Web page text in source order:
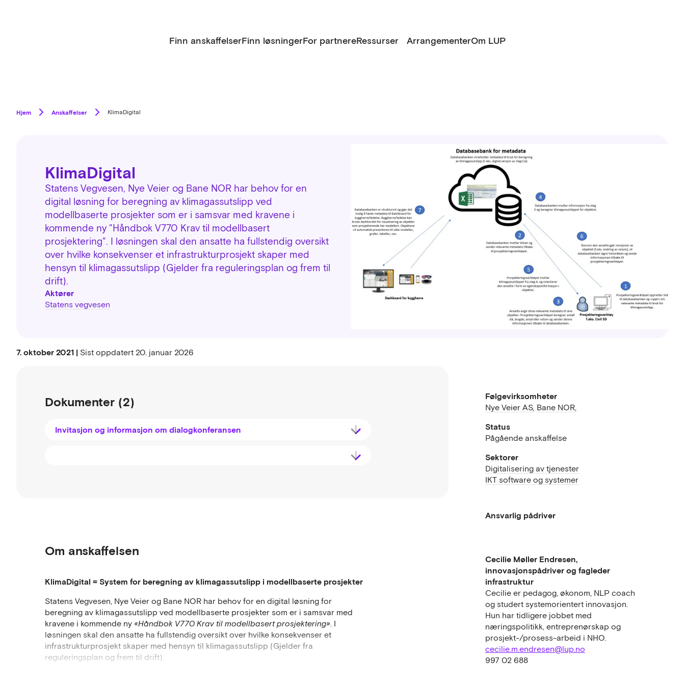
Finn anskaffelserFinn løsningerFor partnereRessurser ArrangementerOm LUP
Hjem Anskaffelser KlimaDigital
KlimaDigital
Statens Vegvesen, Nye Veier og Bane NOR har behov for en
digital løsning for beregning av klimagassutslipp ved
modellbaserte prosjekter som er i samsvar med kravene i
kommende ny "Håndbok V770 Krav til modellbasert
prosjektering". I løsningen skal den ansatte ha fullstendig oversikt
over hvilke konsekvenser et infrastrukturprosjekt skaper med
hensyn til klimagassutslipp (Gjelder fra reguleringsplan og frem til
drift).
Aktører
Statens vegvesen
7. oktober 2021 | Sist oppdatert 20. januar 2026
Følgevirksomheter
Nye Veier AS, Bane NOR,
Status
Pågående anskaffelse
Sektorer
Digitalisering av tjenester
IKT software og systemer
Ansvarlig pådriver
Cecilie Møller Endresen,
innovasjonspådriver og fagleder
infrastruktur
Cecilie er pedagog, økonom, NLP coach
og studert systemorientert innovasjon.
Hun har tidligere jobbet med
næringspolitikk, entreprenørskap og
prosjekt-/prosess-arbeid i NHO.
cecilie.m.endresen@lup.no
997 02 688
Dokumenter (2)
Invitasjon og informasjon om dialogkonferansen
Om anskaffelsen
KlimaDigital = System for beregning av klimagassutslipp i modellbaserte prosjekter
Statens Vegvesen, Nye Veier og Bane NOR har behov for en digital løsning for
beregning av klimagassutslipp ved modellbaserte prosjekter som er i samsvar med
kravene i kommende ny «Håndbok V770 Krav til modellbasert prosjektering». I
løsningen skal den ansatte ha fullstendig oversikt over hvilke konsekvenser et
infrastrukturprosjekt skaper med hensyn til klimagassutslipp (Gjelder fra
reguleringsplan og frem til drift).